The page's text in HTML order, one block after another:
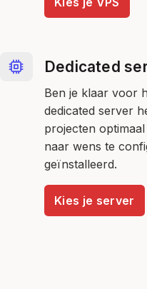
Dedicated
Ben je klaar voor
dedicated server
projecten
naar wens te
geïnstalleerd.
Kies je server